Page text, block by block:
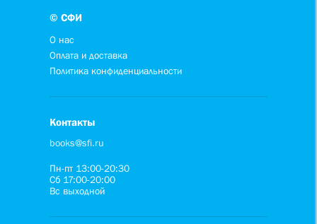
© СФИ
О нас
Оплата и доставка
Политика конфиденциальности
Контакты
books@sfi.ru
Пн-пт 13:00-20:30
Сб 17:00-20:00
Вс выходной